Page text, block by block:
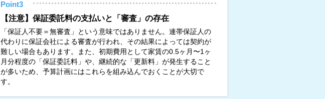
Point3
【注意】保証委託料の支払いと「審査」の存在
「保証人不要＝無審査」という意味ではありません。連帯保証人の
代わりに保証会社による審査が行われ、その結果によっては契約が
難しい場合もあります。また、初期費用として家賃の0.5ヶ月〜1ヶ
月分程度の「保証委託料」や、継続的な「更新料」が発生すること
が多いため、予算計画にはこれらを組み込んでおくことが大切で
す。